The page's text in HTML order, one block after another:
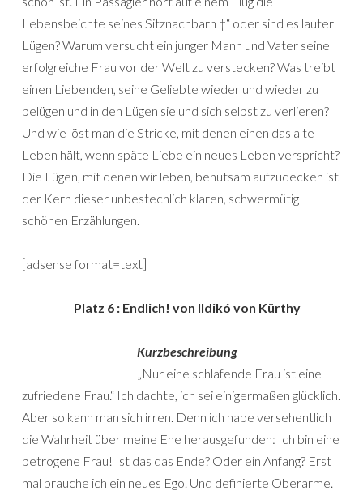
Lebensbeichte seines Sitznachbarn †“ oder sind es lauter
Lügen? Warum versucht ein junger Mann und Vater seine
erfolgreiche Frau vor der Welt zu verstecken? Was treibt
einen Liebenden, seine Geliebte wieder und wieder zu
belügen und in den Lügen sie und sich selbst zu verlieren?
Und wie löst man die Stricke, mit denen einen das alte
Leben hält, wenn späte Liebe ein neues Leben verspricht?
Die Lügen, mit denen wir leben, behutsam aufzudecken ist
der Kern dieser unbestechlich klaren, schwermütig
schönen Erzählungen.
[adsense format=text]
Platz 6 : Endlich! von Ildikó von Kürthy
Kurzbeschreibung
„Nur eine schlafende Frau ist eine
zufriedene Frau.“ Ich dachte, ich sei einigermaßen glücklich.
Aber so kann man sich irren. Denn ich habe versehentlich
die Wahrheit über meine Ehe herausgefunden: Ich bin eine
betrogene Frau! Ist das das Ende? Oder ein Anfang? Erst
mal brauche ich ein neues Ego. Und definierte Oberarme.